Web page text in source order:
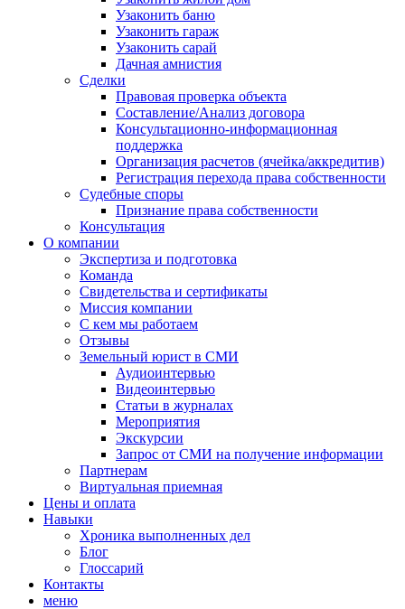
Узаконить баню
Узаконить гараж
Узаконить сарай
Дачная амнистия
Сделки
Правовая проверка объекта
Составление/Анализ договора
Консультационно-информационная
поддержка
Организация расчетов (ячейка/аккредитив)
Регистрация перехода права собственности
Судебные споры
Признание права собственности
Консультация
О компании
Экспертиза и подготовка
Команда
Свидетельства и сертификаты
Миссия компании
С кем мы работаем
Отзывы
Земельный юрист в СМИ
Аудиоинтервью
Видеоинтервью
Статьи в журналах
Мероприятия
Экскурсии
Запрос от СМИ на получение информации
Партнерам
Виртуальная приемная
Цены и оплата
Навыки
Хроника выполненных дел
Блог
Глоссарий
Контакты
меню